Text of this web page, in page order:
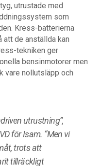
utrustade med
som
Kress-batterierna
att de anställda kan
tekniken ger
bensinmotorer men
vare nollutsläpp och
utrustning”,
för Isam. “Men vi
trots att
tillräckligt